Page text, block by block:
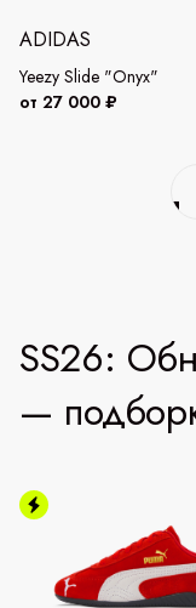
ADIDAS
Yeezy Slide "Onyx"
от 27 000 ₽
SS26:
—